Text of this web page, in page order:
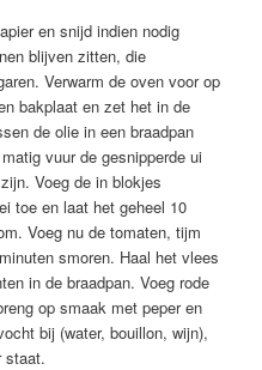
en snijd indien nodig
blijven zitten, die
Verwarm de oven voor op
bakplaat en zet het in de
de olie in een braadpan
vuur de gesnipperde ui
Voeg de in blokjes
toe en laat het geheel 10
Voeg nu de tomaten, tijm
smoren. Haal het vlees
in de braadpan. Voeg rode
op smaak met peper en
bij (water, bouillon, wijn),
staat.